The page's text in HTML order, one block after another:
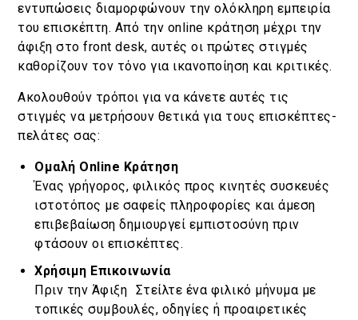
εντυπώσεις διαμορφώνουν την ολόκληρη εμπειρία
του επισκέπτη. Από την online κράτηση μέχρι την
άφιξη στο front desk, αυτές οι πρώτες στιγμές
καθορίζουν τον τόνο για ικανοποίηση και κριτικές.
Ακολουθούν τρόποι για να κάνετε αυτές τις
στιγμές να μετρήσουν θετικά για τους επισκέπτες-
πελάτες σας:
Ομαλή Online Κράτηση
Ένας γρήγορος, φιλικός προς κινητές συσκευές
ιστοτόπος με σαφείς πληροφορίες και άμεση
επιβεβαίωση δημιουργεί εμπιστοσύνη πριν
φτάσουν οι επισκέπτες.
Χρήσιμη Επικοινωνία
Πριν την Άφιξη Στείλτε ένα φιλικό μήνυμα με
τοπικές συμβουλές, οδηγίες ή προαιρετικές
En Gr